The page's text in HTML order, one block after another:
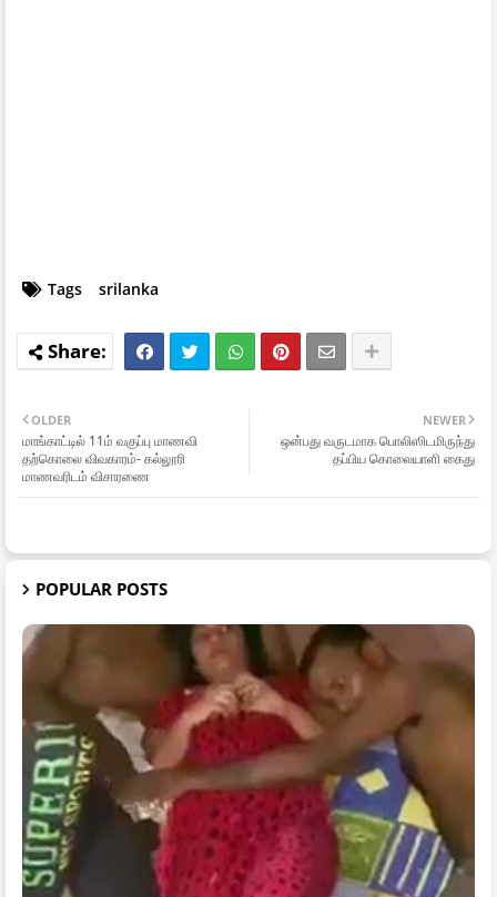
Tags srilanka
NEWER
ஒன்பது வருடமாக பொலிஸிடமிருந்து
தப்பிய கொலையாளி கைது
OLDER
மாங்காட்டில் 11ம் வகுப்பு மாணவி
தற்கொலை விவகாரம்- கல்லூரி
மாணவரிடம் விசாரணை
POPULAR POSTS